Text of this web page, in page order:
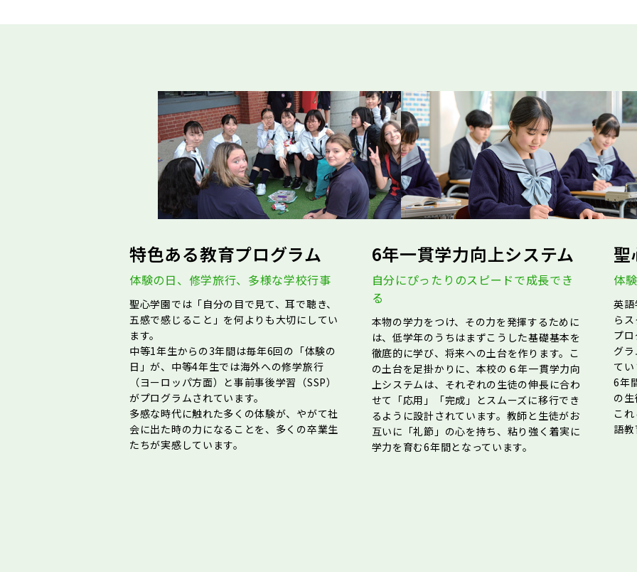
特色ある教育プログラム
体験の日、修学旅行、多様な学校行事
聖心学園では「自分の目で見て、耳で聴き、
五感で感じること」を何よりも大切にしてい
ます。
中等1年生からの3年間は毎年6回の「体験の
日」が、中等4年生では海外への修学旅行
（ヨーロッパ方面）と事前事後学習（SSP）
がプログラムされています。
多感な時代に触れた多くの体験が、やがて社
会に出た時の力になることを、多くの卒業生
たちが実感しています。
6年一貫学力向上システム
自分にぴったりのスピードで成長でき
る
本物の学力をつけ、その力を発揮するために
は、低学年のうちはまずこうした基礎基本を
徹底的に学び、将来への土台を作ります。こ
の土台を足掛かりに、本校の６年一貫学力向
上システムは、それぞれの生徒の伸長に合わ
せて「応用」「完成」とスムーズに移行でき
るように設計されています。教師と生徒がお
互いに「礼節」の心を持ち、粘り強く着実に
学力を育む6年間となっています。
聖
体
英
ら
プ
グ
て
6年
の
こ
語